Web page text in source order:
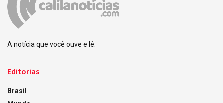
A notícia que você ouve e lê.
Editorias
Brasil